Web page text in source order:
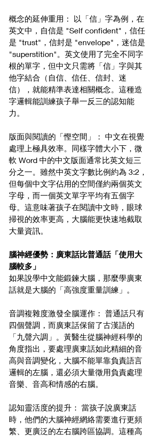
概念的延伸重用： 以「信」字為例，在
英文中，自信是 "Self confident"，信任
是 "trust"，信封是 "envelope"，迷信是
"superstition"。英文使用了完全不同字
根的單字，但中文只需將「信」字與其
他字結合（自信、信任、信封、迷
信），就能精準表達相關概念。這種造
字邏輯能訓練孩子舉一反三的認知能
力。
版面與閱讀的「慳空間」： 中文在視覺
處理上極具效率。同樣字體大小下，微
軟 Word 中的中文版面通常比英文短三
分之一。雖然中英文字數比例約為 3:2，
但每個中文字佔用的空間僅約兩個英文
字母，而一個英文單字平均有五個字
母。這意味著孩子在閱讀中文時，眼球
掃視的效率更高，大腦能更快速地截取
大量資訊。
腦神經優勢：廣東話比普通話「使用大
腦較多」
如果說學中文能鍛鍊大腦，那麼學廣東
話就是大腦的「高強度重量訓練」。
音調複雜度激發全腦運作： 普通話只有
四個聲調，而廣東話保留了古漢語的
「九聲六調」。黃醫生從腦神經科學的
角度指出，要處理廣東話如此精細的音
高與音調變化，大腦不能單靠負責語言
邏輯的左腦，還必須大量徵用負責處理
音樂、音高和情感的右腦。
認知靈活度的提升： 當孩子說廣東話
時，他們的大腦神經網絡需要進行更頻
繁、更廣泛的左右腦跨區協調。這種高